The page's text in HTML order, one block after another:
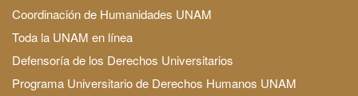
Coordinación de Humanidades UNAM
Toda la UNAM en línea
Defensoría de los Derechos Universitarios
Programa Universitario de Derechos Humanos UNAM